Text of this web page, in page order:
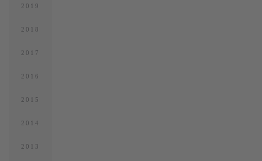
2019
2018
2017
2016
2015
2014
2013